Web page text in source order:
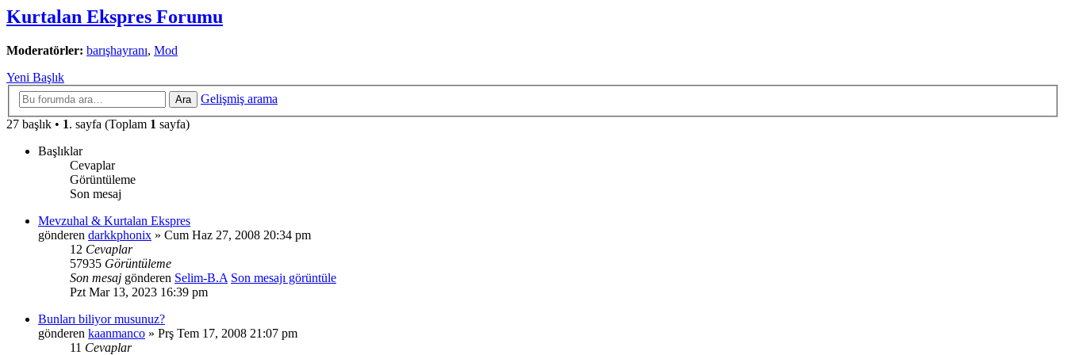
Kurtalan Ekspres Forumu
Moderatörler: barışhayranı, Mod
Yeni Başlık
Ara
Gelişmiş arama
27 başlık • 1. sayfa (Toplam 1 sayfa)
Başlıklar
Cevaplar
Görüntüleme
Son mesaj
Mevzuhal & Kurtalan Ekspres
gönderen darkkphonix » Cum Haz 27, 2008 20:34 pm
12 Cevaplar
57935 Görüntüleme
Son mesaj gönderen Selim-B.A Son mesajı görüntüle
Pzt Mar 13, 2023 16:39 pm
Bunları biliyor musunuz?
gönderen kaanmanco » Prş Tem 17, 2008 21:07 pm
11 Cevaplar